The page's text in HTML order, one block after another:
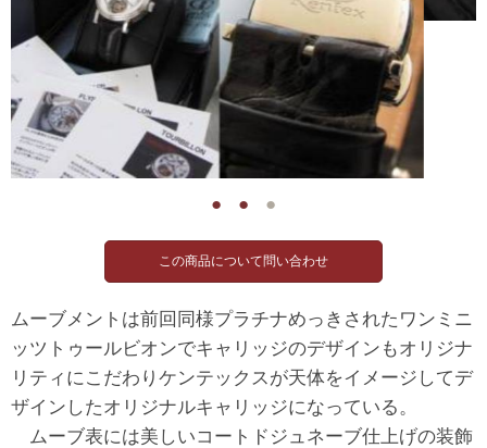
● ● ●
ムーブメントは前回同様プラチナめっきされたワンミニ
ッツトゥールビオンでキャリッジのデザインもオリジナ
リティにこだわりケンテックスが天体をイメージしてデ
ザインしたオリジナルキャリッジになっている。
ムーブ表には美しいコートドジュネーブ仕上げの装飾